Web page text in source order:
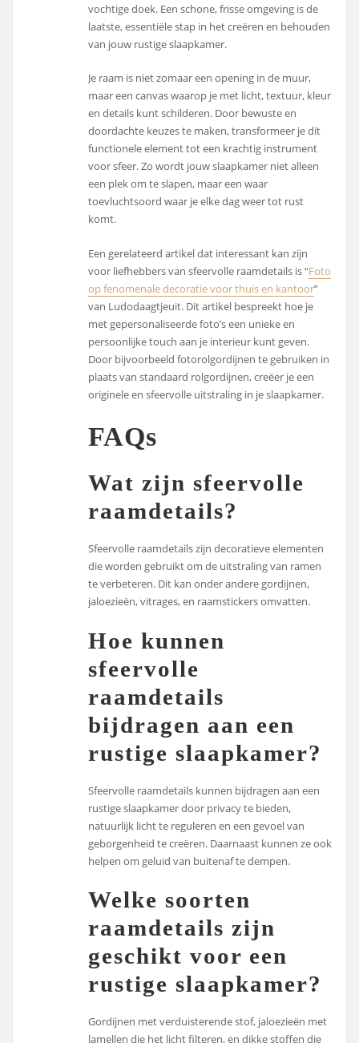
vochtige doek. Een schone, frisse omgeving is de
laatste, essentiële stap in het creëren en behouden
van jouw rustige slaapkamer.
Je raam is niet zomaar een opening in de muur,
maar een canvas waarop je met licht, textuur, kleur
en details kunt schilderen. Door bewuste en
doordachte keuzes te maken, transformeer je dit
functionele element tot een krachtig instrument
voor sfeer. Zo wordt jouw slaapkamer niet alleen
een plek om te slapen, maar een waar
toevluchtsoord waar je elke dag weer tot rust
komt.
Een gerelateerd artikel dat interessant kan zijn
voor liefhebbers van sfeervolle raamdetails is “Foto
op fenomenale decoratie voor thuis en kantoor”
van Ludodaagtjeuit. Dit artikel bespreekt hoe je
met gepersonaliseerde foto’s een unieke en
persoonlijke touch aan je interieur kunt geven.
Door bijvoorbeeld fotorolgordijnen te gebruiken in
plaats van standaard rolgordijnen, creëer je een
originele en sfeervolle uitstraling in je slaapkamer.
FAQs
Wat zijn sfeervolle
raamdetails?
Sfeervolle raamdetails zijn decoratieve elementen
die worden gebruikt om de uitstraling van ramen
te verbeteren. Dit kan onder andere gordijnen,
jaloezieën, vitrages, en raamstickers omvatten.
Hoe kunnen
sfeervolle
raamdetails
bijdragen aan een
rustige slaapkamer?
Sfeervolle raamdetails kunnen bijdragen aan een
rustige slaapkamer door privacy te bieden,
natuurlijk licht te reguleren en een gevoel van
geborgenheid te creëren. Daarnaast kunnen ze ook
helpen om geluid van buitenaf te dempen.
Welke soorten
raamdetails zijn
geschikt voor een
rustige slaapkamer?
Gordijnen met verduisterende stof, jaloezieën met
lamellen die het licht filteren, en dikke stoffen die